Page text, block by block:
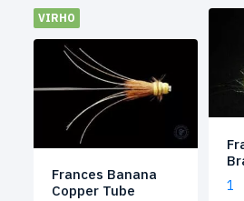
VIRHO
Frances Banana
Copper Tube
1